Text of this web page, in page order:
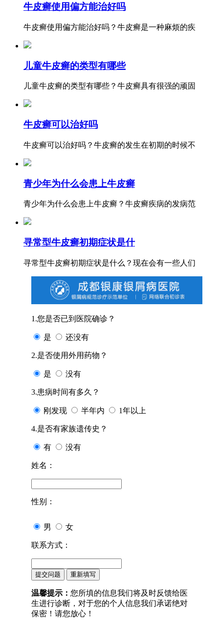
牛皮癣使用偏方能治好吗
牛皮癣使用偏方能治好吗？牛皮癣是一种麻烦的疾
儿童牛皮癣的类型有哪些
儿童牛皮癣的类型有哪些？牛皮癣具有很强的顽固
牛皮癣可以治好吗
牛皮癣可以治好吗？牛皮癣的发生在初期的时候不
青少年为什么会患上牛皮癣
青少年为什么会患上牛皮癣？牛皮癣疾病的发病范
寻常型牛皮癣初期症状是什
寻常型牛皮癣初期症状是什么？现在会有一些人们
1.您是否已到医院确诊？
是 还没有
2.是否使用外用药物？
是 没有
3.患病时间有多久？
刚发现 半年内 1年以上
4.是否有家族遗传史？
有 没有
姓名：
性别：
男 女
联系方式：
温馨提示： 您所填的信息我们将及时反馈给医
生进行诊断，对于您的个人信息我们承诺绝对
保密！请您放心！